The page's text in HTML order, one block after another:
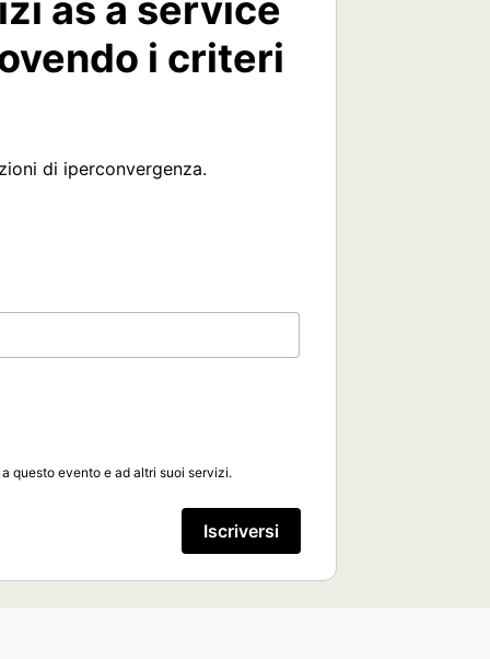
as a service
i criteri
di iperconvergenza.
questo evento e ad altri suoi servizi.
Iscriversi